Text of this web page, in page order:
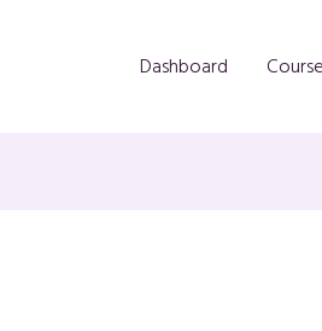
Dashboard